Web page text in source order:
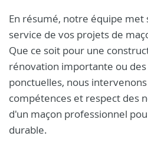
En résumé, notre équipe met
service de vos projets de
Que ce soit pour une
rénovation importante ou
ponctuelles, nous
compétences et respect des
d'un maçon professionnel
durable.